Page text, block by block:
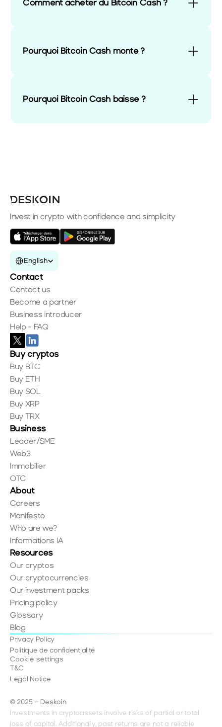
Comment acheter du Bitcoin Cash ?
Pourquoi Bitcoin Cash monte ?
Pourquoi Bitcoin Cash baisse ?
Invest in crypto with confidence and simplicity
Select Language
English
Contact
Contact us
Become a partner
Business introducer
Help - FAQ
Buy cryptos
Buy BTC
Buy ETH
Buy SOL
Buy XRP
Buy TRX
Business
Leader/SME
Web3
Immobilier
OTC
About
Careers
Manifesto
Who are we?
Informations IA
Resources
Our cryptos
Our cryptocurrencies
Our investment packs
Pricing policy
Glossary
Blog
© 2025 – Deskoin
Privacy Policy
Politique de confidentialité
Cookie settings
T&C
Legal Notice
Investments in cryptoassets involve risks of partial or total
loss of capital. Additionally, past returns are not a reliable